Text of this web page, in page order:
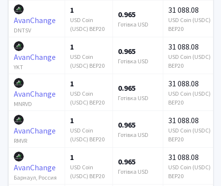
AvanChange
DNTSV
1
USD Coin
(USDC) BEP20
0.965
Готівка USD
31 088.08
USD Coin (USDC)
BEP20
AvanChange
YKT
1
USD Coin
(USDC) BEP20
0.965
Готівка USD
31 088.08
USD Coin (USDC)
BEP20
AvanChange
MNRVD
1
USD Coin
(USDC) BEP20
0.965
Готівка USD
31 088.08
USD Coin (USDC)
BEP20
AvanChange
RMVR
1
USD Coin
(USDC) BEP20
0.965
Готівка USD
31 088.08
USD Coin (USDC)
BEP20
AvanChange
Барнаул, Россия
1
USD Coin
(USDC) BEP20
0.965
Готівка USD
31 088.08
USD Coin (USDC)
BEP20